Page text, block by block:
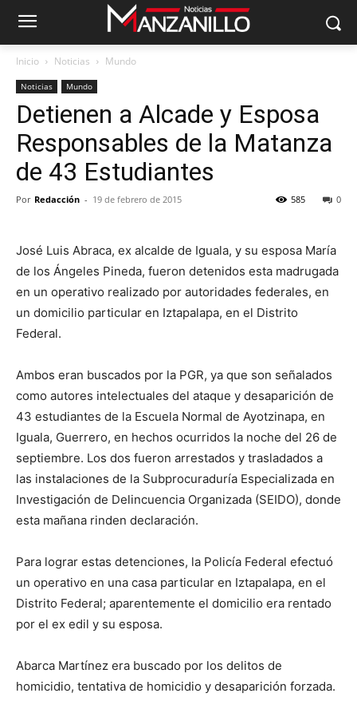
Inicio Noticias Mundo
Noticias Mundo
Detienen a Alcade y Esposa
Responsables de la Matanza
de 43 Estudiantes
Por Redacción - 19 de febrero de 2015 0
585
José Luis Abraca, ex alcalde de Iguala, y su esposa María
de los Ángeles Pineda, fueron detenidos esta madrugada
en un operativo realizado por autoridades federales, en
un domicilio particular en Iztapalapa, en el Distrito
Federal.
Ambos eran buscados por la PGR, ya que son señalados
como autores intelectuales del ataque y desaparición de
43 estudiantes de la Escuela Normal de Ayotzinapa, en
Iguala, Guerrero, en hechos ocurridos la noche del 26 de
septiembre. Los dos fueron arrestados y trasladados a
las instalaciones de la Subprocuraduría Especializada en
Investigación de Delincuencia Organizada (SEIDO), donde
esta mañana rinden declaración.
Para lograr estas detenciones, la Policía Federal efectuó
un operativo en una casa particular en Iztapalapa, en el
Distrito Federal; aparentemente el domicilio era rentado
por el ex edil y su esposa.
Abarca Martínez era buscado por los delitos de
homicidio, tentativa de homicidio y desaparición forzada.